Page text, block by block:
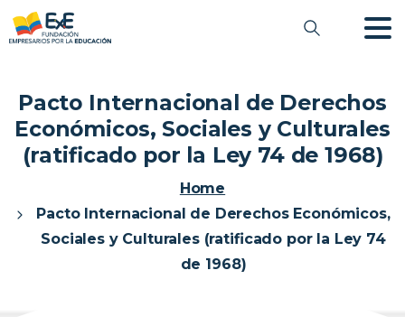
Pacto Internacional de Derechos
Económicos, Sociales y Culturales
(ratificado por la Ley 74 de 1968)
Home
Pacto Internacional de Derechos Económicos,
Sociales y Culturales (ratificado por la Ley 74
de 1968)